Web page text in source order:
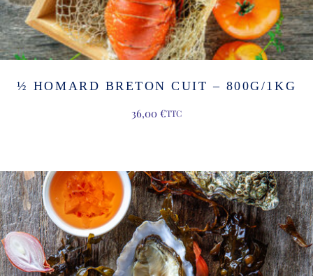
½ HOMARD BRETON CUIT – 800G/1KG
36,00 €TTC